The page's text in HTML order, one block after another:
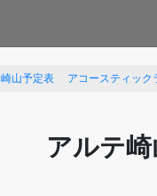
崎山予定表 アコースティック
アルテ